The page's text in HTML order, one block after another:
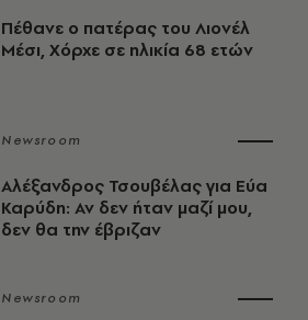
Πέθανε ο πατέρας του Λιονέλ
Μέσι, Χόρχε σε ηλικία 68 ετών
Newsroom
Αλέξανδρος Τσουβέλας για Εύα
Καρύδη: Αν δεν ήταν μαζί μου,
δεν θα την έβριζαν
Newsroom